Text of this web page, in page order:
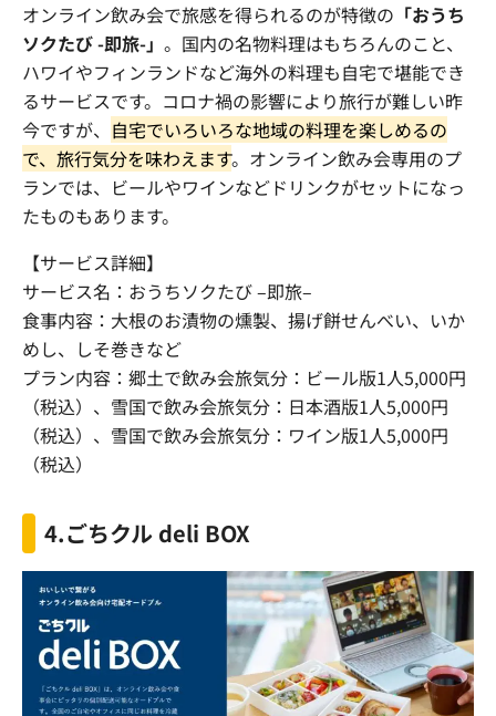
オンライン飲み会で旅感を得られるのが特徴の 「おうち
ソクたび -即旅-」 。国内の名物料理はもちろんのこと、
ハワイやフィンランドなど海外の料理も自宅で堪能でき
るサービスです。コロナ禍の影響により旅行が難しい昨
今ですが、 自宅でいろいろな地域の料理を楽しめるの
で、旅行気分を味わえます。オンライン飲み会専用のプ
ランでは、ビールやワインなどドリンクがセットになっ
たものもあります。
【サービス詳細】
サービス名：おうちソクたび–即旅–
食事内容：大根のお漬物の燻製、揚げ餅せんべい、いか
めし、しそ巻きなど
プラン内容：郷土で飲み会旅気分：ビール版1人5,000円
（税込）、雪国で飲み会旅気分：日本酒版1人5,000円
（税込）、雪国で飲み会旅気分：ワイン版1人5,000円
（税込）
4.ごちクル deli BOX